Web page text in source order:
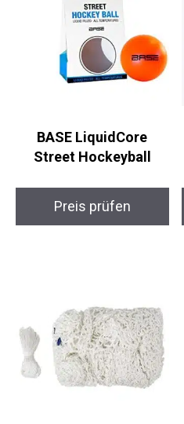
BASE LiquidCore
Street Hockeyball
Preis prüfen